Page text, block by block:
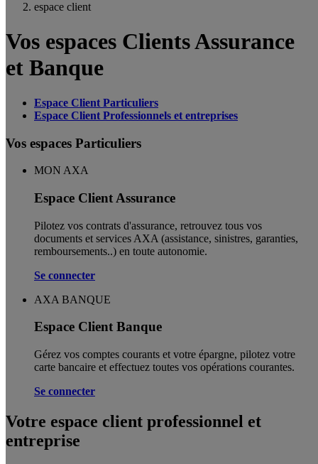
espace client
Vos espaces Clients Assurance
et Banque
Espace Client Particuliers
Espace Client Professionnels et entreprises
Vos espaces Particuliers
MON AXA
Espace Client Assurance
Pilotez vos contrats d'assurance, retrouvez tous vos
documents et services AXA (assistance, sinistres, garanties,
remboursements..) en toute autonomie. ​
Se connecter
AXA BANQUE
Espace Client Banque
Gérez vos comptes courants et votre épargne, pilotez votre
carte bancaire et effectuez toutes vos opérations courantes.
Se connecter
Votre espace client professionnel et
entreprise